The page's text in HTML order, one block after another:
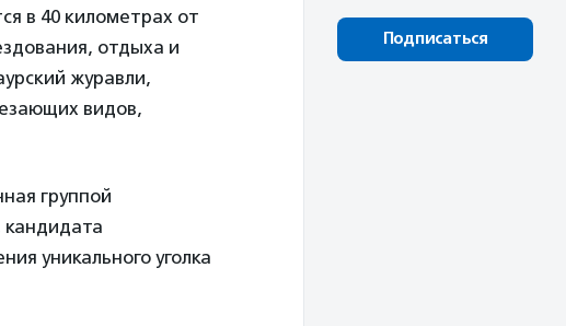
в 40 километрах от
отдыха и
журавли,
видов,
группой
кандидата
уникального уголка
Подписаться